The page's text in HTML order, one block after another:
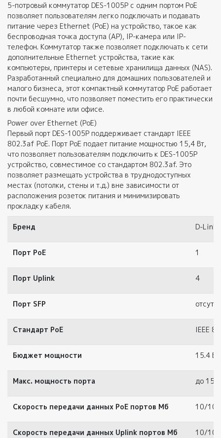
5-потровый коммутатор DES-1005P с одним портом PoE
позволяет пользователям легко подключать и подавать
питание через Ethernet (PoE) на устройство, такое как
беспроводная точка доступа (AP), IP-камера или IP-
телефон. Коммутатор также позволяет подключать к сети
дополнительные Ethernet устройства, такие как
компьютеры, принтеры и сетевые хранилища данных (NAS).
Разработанный специально для домашних пользователей и
малого бизнеса, этот компактный коммутатор РоЕ работает
почти бесшумно, что позволяет поместить его практически
в любой комнате или офисе.
Power over Ethernet (PoE)
Первый порт DES-1005P поддерживает стандарт IEEE
802.3af PoE. Порт PoE подает питание мощностью 15,4 Вт,
что позволяет пользователям подключить к DES-1005P
устройство, совместимое со стандартом 802.3af. Это
позволяет размещать устройства в труднодоступных
местах (потолки, стены и т.д.) вне зависимости от
расположения розеток питания и минимизировать
прокладку кабеля.
Бренд D‑Link
Порт РоЕ 1
Порт Uplink 4
Порт SFP
Стандарт PoE IEEE
Бюджет мощности 15.4 Вт.
Макс. мощность порта до
Скорость передачи данных РоЕ портов Мб 10/
Скорость передачи данных Uplink портов Мб 10/